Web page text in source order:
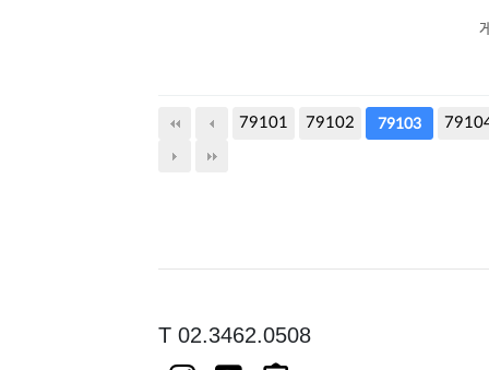
79101 79102 79103
T 02.3462.0508